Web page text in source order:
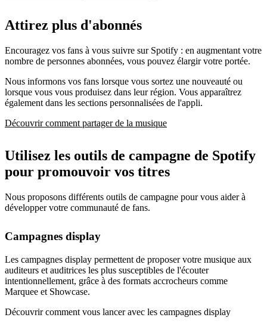
Attirez plus d'abonnés
Encouragez vos fans à vous suivre sur Spotify : en augmentant votre
nombre de personnes abonnées, vous pouvez élargir votre portée.
Nous informons vos fans lorsque vous sortez une nouveauté ou
lorsque vous vous produisez dans leur région. Vous apparaîtrez
également dans les sections personnalisées de l'appli.
Découvrir comment partager de la musique
Utilisez les outils de campagne de Spotify
pour promouvoir vos titres
Nous proposons différents outils de campagne pour vous aider à
développer votre communauté de fans.
Campagnes display
Les campagnes display permettent de proposer votre musique aux
auditeurs et auditrices les plus susceptibles de l'écouter
intentionnellement, grâce à des formats accrocheurs comme
Marquee et Showcase.
Découvrir comment vous lancer avec les campagnes display